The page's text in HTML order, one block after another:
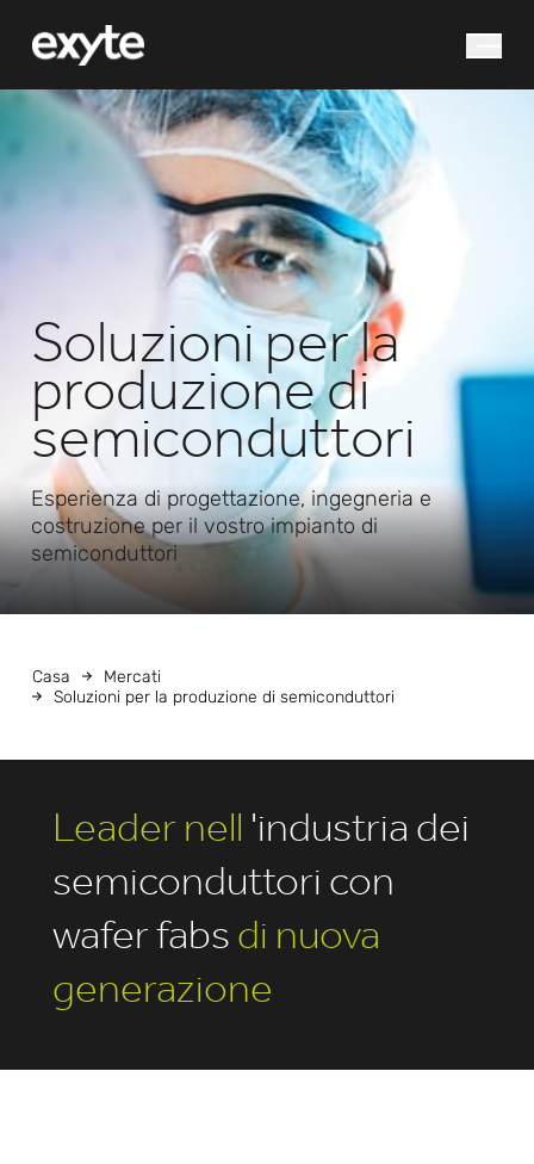
Cosa stai cercando?
Ricerca
Soluzioni per la
produzione di
semiconduttori
Esperienza di progettazione, ingegneria e
costruzione per il vostro impianto di
semiconduttori
Casa
Mercati
Soluzioni per la produzione di semiconduttori
Leader nell 'industria dei
semiconduttori con
wafer fabs di nuova
generazione